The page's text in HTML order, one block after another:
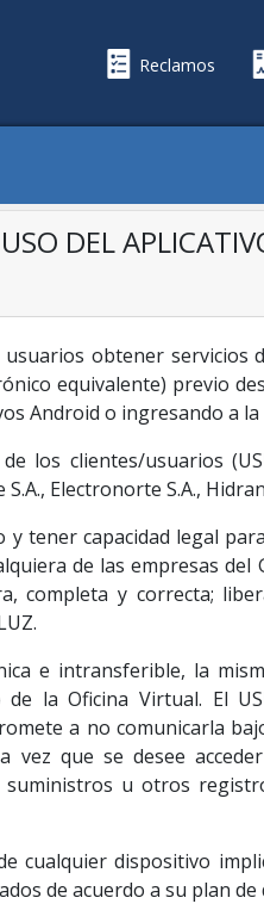
Reclamos
DEL
obtener
equivalente) previo
Android o ingresando a
los clientes/usuarios
Electronorte S.A.,
y tener capacidad legal
de las empresas del
completa y correcta;
e intransferible, la
la Oficina Virtual. El
a no comunicarla
vez que se desee
u otros
cualquier dispositivo
de acuerdo a su plan